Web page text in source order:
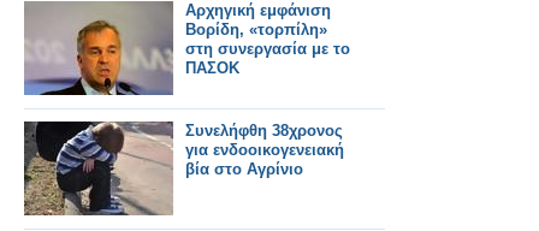
Αρχηγική εμφάνιση
Βορίδη, «τορπίλη»
στη συνεργασία με το
ΠΑΣΟΚ
Συνελήφθη 38χρονος
για ενδοοικογενειακή
βία στο Αγρίνιο